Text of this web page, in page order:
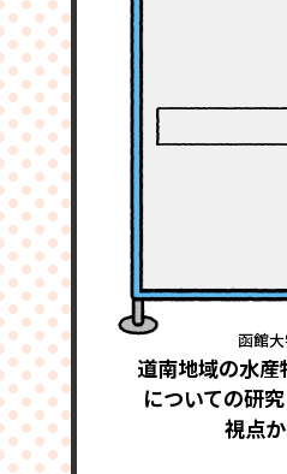
函館
道南地域の水
についての研
視点